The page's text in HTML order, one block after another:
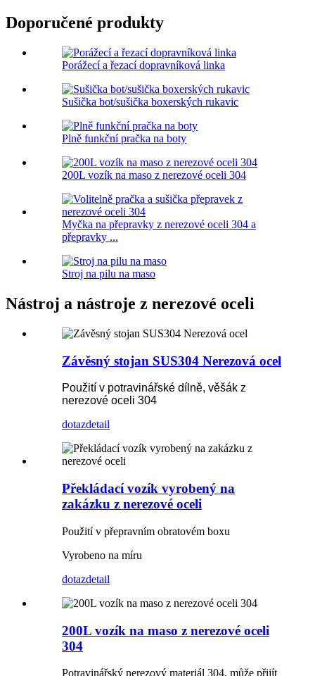
Doporučené produkty
Porážecí a řezací dopravníková linka
Sušička bot/sušička boxerských rukavic
Plně funkční pračka na boty
200L vozík na maso z nerezové oceli 304
Myčka na přepravky z nerezové oceli 304 a
přepravky ...
Stroj na pilu na maso
Nástroj a nástroje z nerezové oceli
Závěsný stojan SUS304 Nerezová ocel
Použití v potravinářské dílně, věšák z
nerezové oceli 304
dotazdetail
Překládací vozík vyrobený na
zakázku z nerezové oceli
Použití v přepravním obratovém boxu
Vyrobeno na míru
dotazdetail
200L vozík na maso z nerezové oceli
304
Potravinářský nerezový materiál 304, může přijít